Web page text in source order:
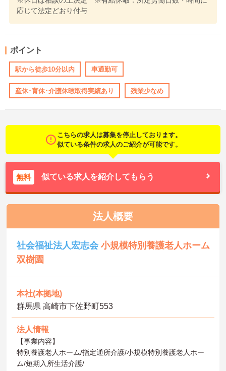
応じて法定どおり付与
ポイント
駅から徒歩10分以内 車通勤可
産休･育休･介護休暇取得実績あり 残業少なめ
こちらの求人は募集を停止しております。
似ている条件の求人のご紹介が可能です。
無料 似ている求人を紹介してもらう
法人概要
社会福祉法人宏志会小規模特別養護老人ホーム
双樹園
本社(本拠地)
群馬県 高崎市下佐野町553
法人情報
【事業内容】
特別養護老人ホーム/指定通所介護/小規模特別養護老人ホー
ム/短期入所生活介護/